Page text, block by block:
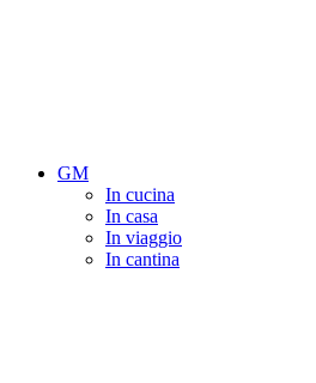
GM
In cucina
In casa
In viaggio
In cantina